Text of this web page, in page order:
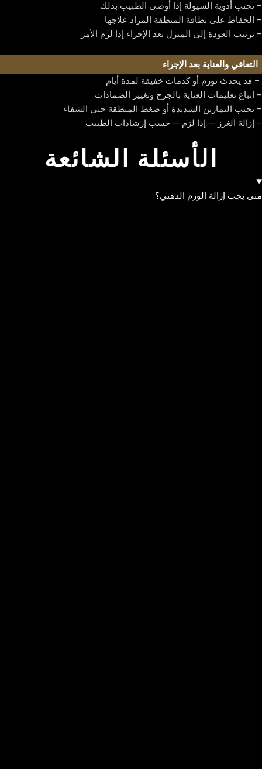
– تجنب أدوية السيولة إذا أوصى الطبيب بذلك
– الحفاظ على نظافة المنطقة المراد علاجها
– ترتيب العودة إلى المنزل بعد الإجراء إذا لزم الأمر
التعافي والعناية بعد الإجراء
– قد يحدث تورم أو كدمات خفيفة لمدة أيام
– اتباع تعليمات العناية بالجرح وتغيير الضمادات
– تجنب التمارين الشديدة أو ضغط المنطقة حتى الشفاء
– إزالة الغرز — إذا لزم — حسب إرشادات الطبيب
الأسئلة الشائعة
متى يجب إزالة الورم الدهني؟